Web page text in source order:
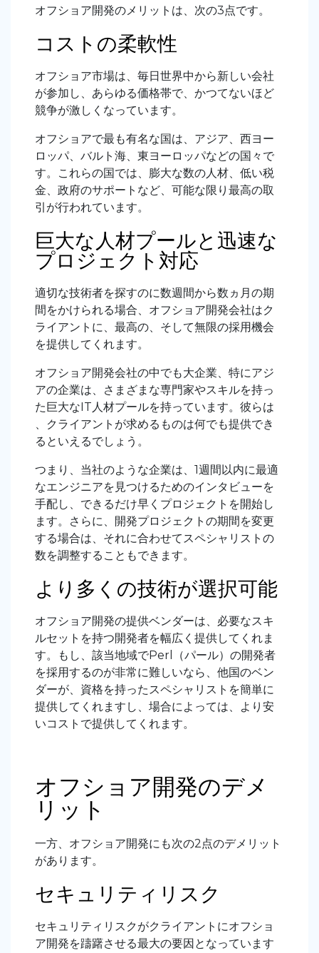
オフショア開発のメリットは、次の3点です。
コストの柔軟性
オフショア市場は、毎日世界中から新しい会社
が参加し、あらゆる価格帯で、かつてないほど
競争が激しくなっています。
オフショアで最も有名な国は、アジア、西ヨー
ロッパ、バルト海、東ヨーロッパなどの国々で
す。これらの国では、膨大な数の人材、低い税
金、政府のサポートなど、可能な限り最高の取
引が行われています。
巨大な人材プールと迅速な
プロジェクト対応
適切な技術者を探すのに数週間から数ヵ月の期
間をかけられる場合、オフショア開発会社はク
ライアントに、最高の、そして無限の採用機会
を提供してくれます。
オフショア開発会社の中でも大企業、特にアジ
アの企業は、さまざまな専門家やスキルを持っ
た巨大なIT人材プールを持っています。彼らは
、クライアントが求めるものは何でも提供でき
るといえるでしょう。
つまり、当社のような企業は、1週間以内に最適
なエンジニアを見つけるためのインタビューを
手配し、できるだけ早くプロジェクトを開始し
ます。さらに、開発プロジェクトの期間を変更
する場合は、それに合わせてスペシャリストの
数を調整することもできます。
より多くの技術が選択可能
オフショア開発の提供ベンダーは、必要なスキ
ルセットを持つ開発者を幅広く提供してくれま
す。もし、該当地域でPerl（パール）の開発者
を採用するのが非常に難しいなら、他国のベン
ダーが、資格を持ったスペシャリストを簡単に
提供してくれますし、場合によっては、より安
いコストで提供してくれます。
オフショア開発のデメ
リット
一方、オフショア開発にも次の2点のデメリット
があります。
セキュリティリスク
セキュリティリスクがクライアントにオフショ
ア開発を躊躇させる最大の要因となっています